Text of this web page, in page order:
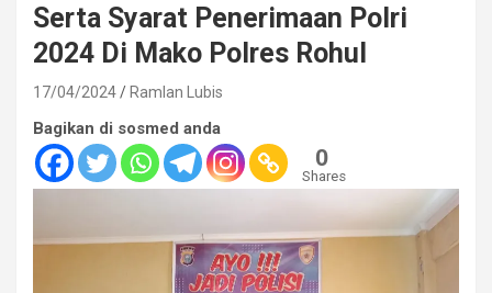
Serta Syarat Penerimaan Polri
2024 Di Mako Polres Rohul
17/04/2024 Ramlan Lubis
Bagikan di sosmed anda
0
Shares